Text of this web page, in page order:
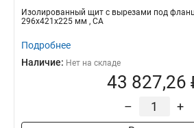
Изолированный щит с вырезами под
296x421x225 мм , СА
Подробнее
Наличие: Нет на складе
43 827,26
– +